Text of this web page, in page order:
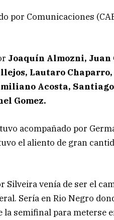
por Comunicaciones
Joaquín Almozni, Juan
Lautaro
Acosta,
Gomez.
acompañado por
el aliento de gran
venía de ser el
Sería en Rio Negro
semifinal para meterse